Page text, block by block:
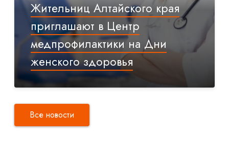
Жительниц Алтайского края
приглашают в Центр
медпрофилактики на Дни
женского здоровья
Все новости